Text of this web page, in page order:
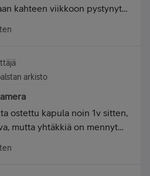
kahteen viikkoon pystynyt
lisää käyttöaikaa, jos sitä on
tästä mitään inffoa
jos sen voi tehdä vasta netin
arkisto
ostettu kapula noin 1v sitten,
mutta yhtäkkiä on mennyt
musta välillä vaan
teen? Vienkö korjaukseen